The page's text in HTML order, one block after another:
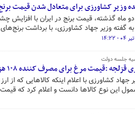
وزیر کشاورزی برای متعادل شدن قیمت
ماه گذشته، قیمت برنج در ایران با
گفته وزیر جهاد کشاورزی، با برداشت
جلسه دولت
قزلجه :قیمت مرغ برای مصرف کننده ۱۰۸ هزار تومان است
جهاد کشاورزی با اعلام اینکه کالاهایی که
این نوع کالاها دانست و اعلام کرد که قیمت مرغ برای